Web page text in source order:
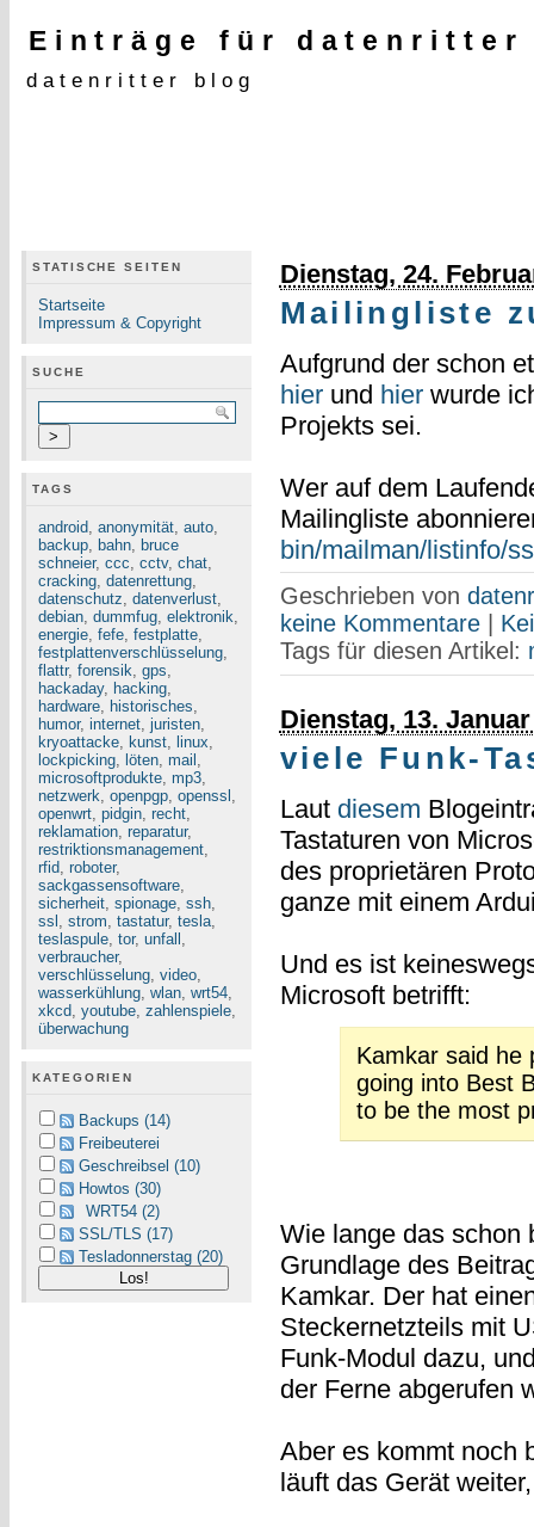
Einträge für datenritter
datenritter blog
STATISCHE SEITEN
Startseite
Impressum & Copyright
SUCHE
TAGS
android, anonymität, auto,
backup, bahn, bruce
schneier, ccc, cctv, chat,
cracking, datenrettung,
datenschutz, datenverlust,
debian, dummfug, elektronik,
energie, fefe, festplatte,
festplattenverschlüsselung,
flattr, forensik, gps,
hackaday, hacking,
hardware, historisches,
humor, internet, juristen,
kryoattacke, kunst, linux,
lockpicking, löten, mail ,
microsoftprodukte, mp3,
netzwerk, openpgp, openssl ,
openwrt, pidgin, recht,
reklamation, reparatur,
restriktionsmanagement,
rfid, roboter,
sackgassensoftware,
sicherheit, spionage, ssh,
ssl , strom, tastatur, tesla,
teslaspule, tor, unfall ,
verbraucher,
verschlüsselung, video,
wasserkühlung, wlan, wrt54,
xkcd, youtube, zahlenspiele,
überwachung
KATEGORIEN
Backups (14)
Freibeuterei
Geschreibsel (10)
Howtos (30)
WRT54 (2)
SSL/TLS (17)
Tesladonnerstag (20)
Dienstag, 24.
Mailingliste
Aufgrund der schon
hierund hierwurde
Projekts sei.
Wer auf dem
Mailingliste
bin/mailman/listinfo/
Geschrieben von
keine Kommentare|
Tags für diesen Artikel:
Dienstag, 13. Januar
viele Funk-
Laut diesem
Tastaturen von
des proprietären
ganze mit einem
Und es ist
Microsoft betrifft:
Kamkar said he
going into Best
to be the most
Wie lange das schon
Grundlage des
Kamkar. Der hat
Steckernetzteils mit
Funk-Modul dazu,
der Ferne abgerufen
Aber es kommt noch
läuft das Gerät